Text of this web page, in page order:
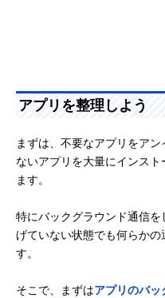
アプリを整理しよう
まずは、不要なアプリをア
ないアプリを大量にインス
ます。
特にバックグラウンド通信
げていない状態でも何らか
す。
そこで、まずはアプリのバッ